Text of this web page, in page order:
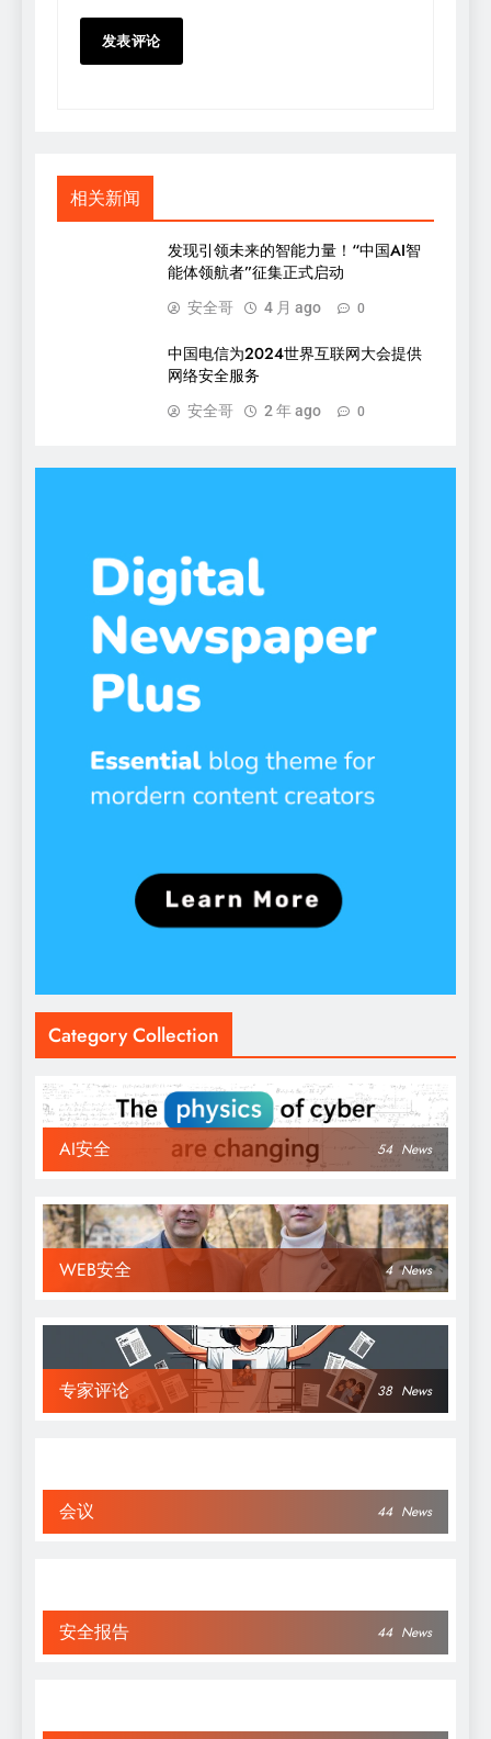
相关新闻
发现引领未来的智能力量！“中国AI智
能体领航者”征集正式启动
安全哥 4 月 ago 0
中国电信为2024世界互联网大会提供
网络安全服务
安全哥 2 年 ago 0
Category Collection
AI安全 54 News
WEB安全 4 News
专家评论 38 News
会议 44 News
安全报告 44 News